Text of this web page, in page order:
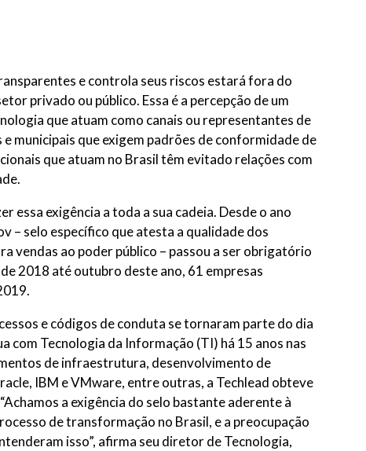
e controla seus riscos estará fora do
privado ou público. Essa é a percepção de um
que atuam como canais ou representantes de
municipais que exigem padrões de conformidade de
que atuam no Brasil têm evitado relações com
essa exigência a toda a sua cadeia. Desde o ano
– selo específico que atesta a qualidade dos
vendas ao poder público – passou a ser obrigatório
2018 até outubro deste ano, 61 empresas
e códigos de conduta se tornaram parte do dia
com Tecnologia da Informação (TI) há 15 anos nas
de infraestrutura, desenvolvimento de
IBM e VMware, entre outras, a Techlead obteve
a exigência do selo bastante aderente à
de transformação no Brasil, e a preocupação
isso”, afirma seu diretor de Tecnologia,